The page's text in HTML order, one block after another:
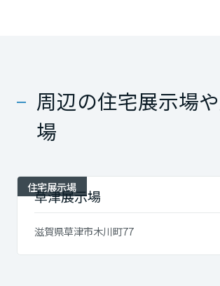
周辺の住宅展示場
場
住宅展示場
草津展示場
滋賀県草津市木川町77